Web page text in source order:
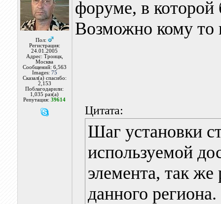
Пол:
Регистрация:
24.01.2005
Адрес: Троицк,
Москва
Сообщений: 6,563
Images: 75
Сказал(а) спасибо:
2,153
Поблагодарили:
1,035 раз(а)
Репутация:39614
форуме, в которой
Возможно кому то
Цитата:
Шаг установки
используемой
элемента, так же
данного